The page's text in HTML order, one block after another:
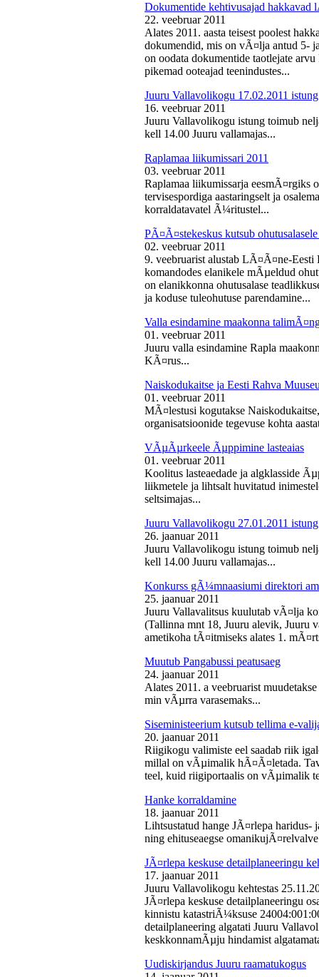
Dokumentide kehtivusajad hakkavad
22. veebruar 2011
Alates 2011. aasta teisest poolest
dokumendid, mis on vÃ¤lja antud 5-
on oodata dokumentide taotlejate
pikemad ooteajad teenindustes...
Juuru Vallavolikogu 17.02.2011 istung
16. veebruar 2011
Juuru Vallavolikogu istung toimub
kell 14.00 Juuru vallamajas...
Raplamaa liikumissari 2011
03. veebruar 2011
Raplamaa liikumissarja eesmÃ¤rgiks
tervisespordiga aastaringselt ja
korraldatavatel Ã¼ritustel...
PÃ¤Ã¤stekeskus kutsub
02. veebruar 2011
9. veebruarist alustab LÃ¤Ã¤ne-
komandodes elanikele mÃµeldud
on elanikkonna ohutusalase
ja koduse tuleohutuse parendamine...
Valla esindamine maakonna
01. veebruar 2011
Juuru valla esindamine Rapla
KÃ¤rus...
Naiskodukaitse ja Eesti Rahva
01. veebruar 2011
MÃ¤lestusi kogutakse
organisatsioonide tegevuse kohta
VÃµÃµrkeele Ãµppimine lasteaias
01. veebruar 2011
Koolitus lasteaedade ja algklasside
liikmetele ja lihtsalt huvitatud
seltsimajas...
Juuru Vallavolikogu 27.01.2011 istung
26. jaanuar 2011
Juuru Vallavolikogu istung toimub
kell 14.00 Juuru vallamajas...
Konkurss gÃ¼mnaasiumi direktori
25. jaanuar 2011
Juuru Vallavalitsus kuulutab vÃ¤lja
(Tallinna mnt 18, Juuru alevik, Juuru
ametikoha tÃ¤itmiseks alates 1.
Muutub Pangabussi peatusaeg
24. jaanuar 2011
Alates 2011. a veebruarist
min vÃµrra varasemaks...
Siseministeerium kutsub tellima e-
20. jaanuar 2011
Riigikogu valimiste eel saadab riik
millal on vÃµimalik hÃ¤Ã¤letada.
teel, kuid riigiportaalis on vÃµimalik
Hanke korraldamine
18. jaanuar 2011
Lihtsustatud hange JÃ¤rlepa
ning ehituseaegse
JÃ¤rlepa keskuse detailplaneeringu
17. jaanuar 2011
Juuru Vallavolikogu kehtestas
JÃ¤rlepa keskuse detailplaneeringu
kinnistu katastriÃ¼ksuse
detailplaneering algatati Juuru
keskkonnamÃµju hindamist
Uudiskirjandus Juuru raamatukogus